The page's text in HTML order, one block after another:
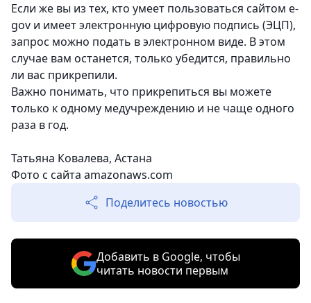
Если же вы из тех, кто умеет пользоваться сайтом e-
gov и имеет электронную цифровую подпись (ЭЦП),
запрос можно подать в электронном виде. В этом
случае вам останется, только убедится, правильно
ли вас прикрепили.
Важно понимать, что прикрепиться вы можете
только к одному медучреждению и не чаще одного
раза в год.
Татьяна Ковалева, Астана
Фото с сайта amazonaws.com
Поделитесь новостью
Добавить в Google, чтобы
читать новости первым